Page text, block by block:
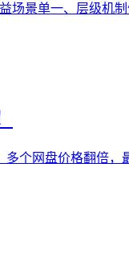
场景单一、层级机
个网盘价格翻倍